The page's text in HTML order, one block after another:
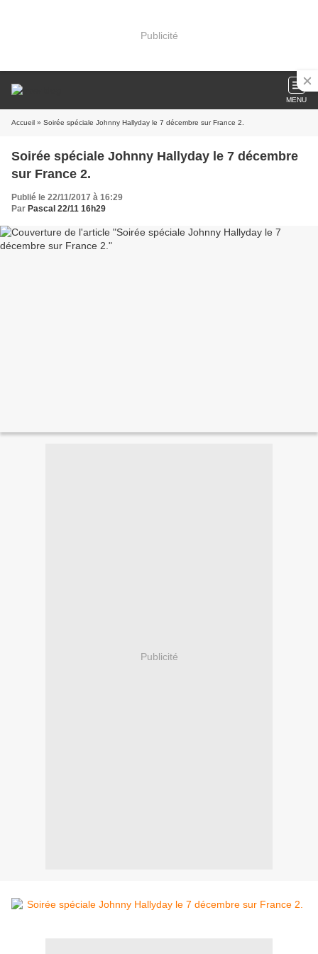
Publicité
MENU
Accueil » Soirée spéciale Johnny Hallyday le 7 décembre sur France 2.
Soirée spéciale Johnny Hallyday le 7 décembre
sur France 2.
Publié le 22/11/2017 à 16:29
Par Pascal 22/11 16h29
Publicité